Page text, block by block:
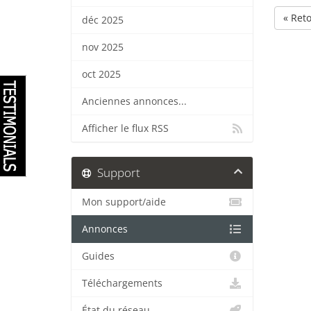
déc 2025
nov 2025
oct 2025
Anciennes annonces...
Afficher le flux RSS
«
Support
Mon support/aide
Annonces
Guides
Téléchargements